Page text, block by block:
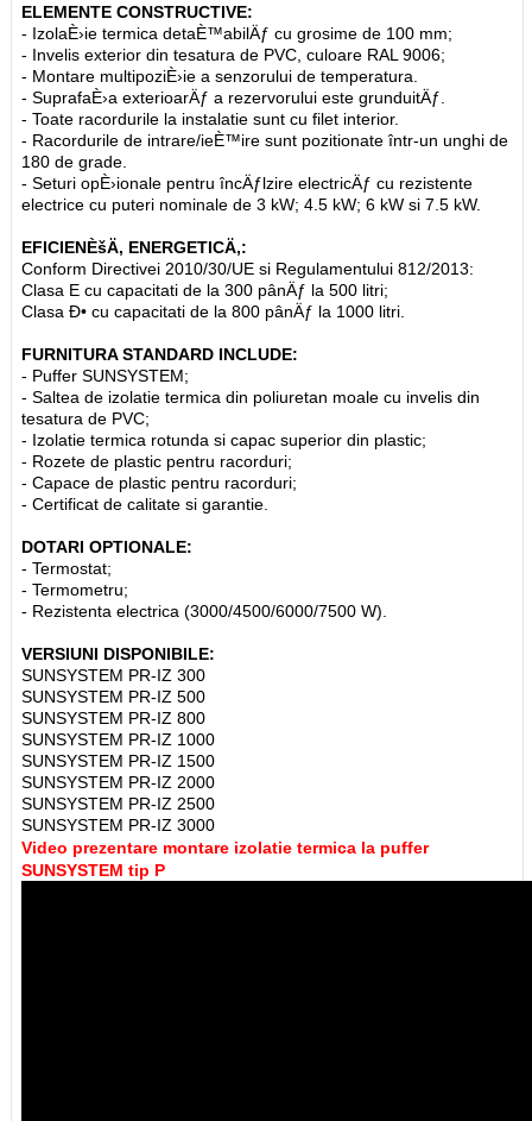
ELEMENTE CONSTRUCTIVE:
- IzolaÈ›ie termica detaÈ™abilÄƒ cu grosime de 100 mm;
- Invelis exterior din tesatura de PVC, culoare RAL 9006;
- Montare multipoziÈ›ie a senzorului de temperatura.
- SuprafaÈ›a exterioarÄƒ a rezervorului este grunduitÄƒ.
- Toate racordurile la instalatie sunt cu filet interior.
- Racordurile de intrare/ieÈ™ire sunt pozitionate într-un unghi de
180 de grade.
- Seturi opÈ›ionale pentru încÄƒlzire electricÄƒ cu rezistente
electrice cu puteri nominale de 3 kW; 4.5 kW; 6 kW si 7.5 kW.
EFICIENÈšÄ‚ ENERGETICÄ‚:
Conform Directivei 2010/30/UE si Regulamentului 812/2013:
Clasa E cu capacitati de la 300 pânÄƒ la 500 litri;
Clasa Ð• cu capacitati de la 800 pânÄƒ la 1000 litri.
FURNITURA STANDARD INCLUDE:
- Puffer SUNSYSTEM;
- Saltea de izolatie termica din poliuretan moale cu invelis din
tesatura de PVC;
- Izolatie termica rotunda si capac superior din plastic;
- Rozete de plastic pentru racorduri;
- Capace de plastic pentru racorduri;
- Certificat de calitate si garantie.
DOTARI OPTIONALE:
- Termostat;
- Termometru;
- Rezistenta electrica (3000/4500/6000/7500 W).
VERSIUNI DISPONIBILE:
SUNSYSTEM PR-IZ 300
SUNSYSTEM PR-IZ 500
SUNSYSTEM PR-IZ 800
SUNSYSTEM PR-IZ 1000
SUNSYSTEM PR-IZ 1500
SUNSYSTEM PR-IZ 2000
SUNSYSTEM PR-IZ 2500
SUNSYSTEM PR-IZ 3000
Video prezentare montare izolatie termica la puffer
SUNSYSTEM tip P